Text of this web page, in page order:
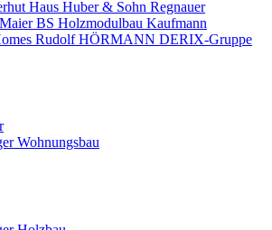
Haus Huber & Sohn Regnauer
BS Holzmodulbau Kaufmann
Rudolf HÖRMANN DERIX-Gruppe
Wohnungsbau